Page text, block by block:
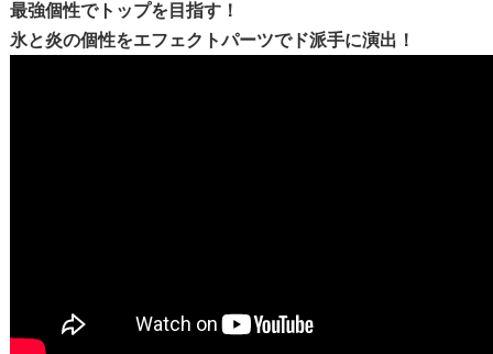
最強個性でトップを目指す！
氷と炎の個性をエフェクトパーツでド派手に演出！